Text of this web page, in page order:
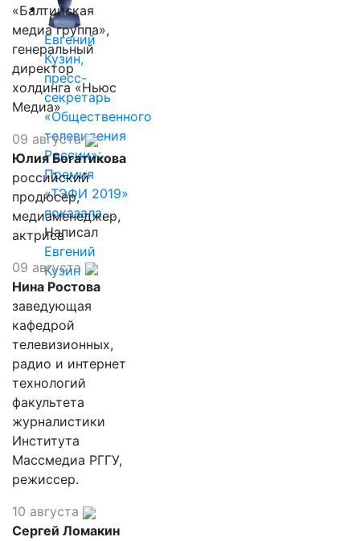
Евгений
Кузин,
пресс-
секретарь
«Общественного
телевидения
России»:
Премия
«ТЭФИ 2019»
показала,…
Написал
Евгений
Кузин
«Балтийская
медиа группа»,
генеральный
директор
холдинга «Ньюс
Медиа»
09 августа
Юлия Богатикова
российский
продюсер,
медиаменеджер,
актриса
09 августа
Нина Ростова
заведующая
кафедрой
телевизионных,
радио и интернет
технологий
факультета
журналистики
Института
Массмедиа РГГУ,
режиссер.
10 августа
Сергей Ломакин